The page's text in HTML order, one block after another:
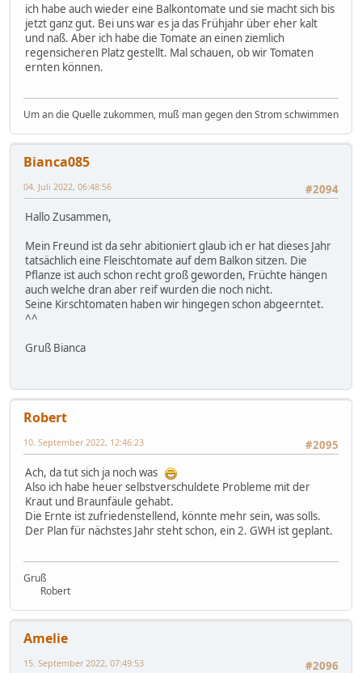
ich habe auch wieder eine Balkontomate und sie macht sich bis
jetzt ganz gut. Bei uns war es ja das Frühjahr über eher kalt
und naß. Aber ich habe die Tomate an einen ziemlich
regensicheren Platz gestellt. Mal schauen, ob wir Tomaten
ernten können.
Um an die Quelle zukommen, muß man gegen den Strom schwimmen
Bianca085
#2094
04. Juli 2022, 06:48:56
Hallo Zusammen,
Mein Freund ist da sehr abitioniert glaub ich er hat dieses Jahr
tatsächlich eine Fleischtomate auf dem Balkon sitzen. Die
Pflanze ist auch schon recht groß geworden, Früchte hängen
auch welche dran aber reif wurden die noch nicht.
Seine Kirschtomaten haben wir hingegen schon abgeerntet.
^^
Gruß Bianca
Robert
#2095
10. September 2022, 12:46:23
Ach, da tut sich ja noch was
Also ich habe heuer selbstverschuldete Probleme mit der
Kraut und Braunfäule gehabt.
Die Ernte ist zufriedenstellend, könnte mehr sein, was solls.
Der Plan für nächstes Jahr steht schon, ein 2. GWH ist geplant.
Gruß
Robert
Amelie
#2096
15. September 2022, 07:49:53